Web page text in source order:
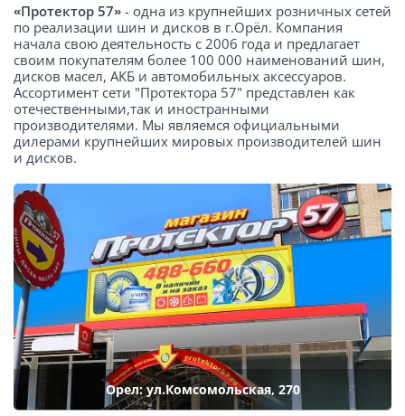
Орел: ул.Комсомольская, 270
«Протектор 57» - одна из крупнейших розничных сетей
по реализации шин и дисков в г.Орёл. Компания
начала свою деятельность с 2006 года и предлагает
своим покупателям более 100 000 наименований шин,
дисков масел, АКБ и автомобильных аксессуаров.
Ассортимент сети "Протектора 57" представлен как
отечественными,так и иностранными
производителями. Мы являемся официальными
дилерами крупнейших мировых производителей шин
и дисков.